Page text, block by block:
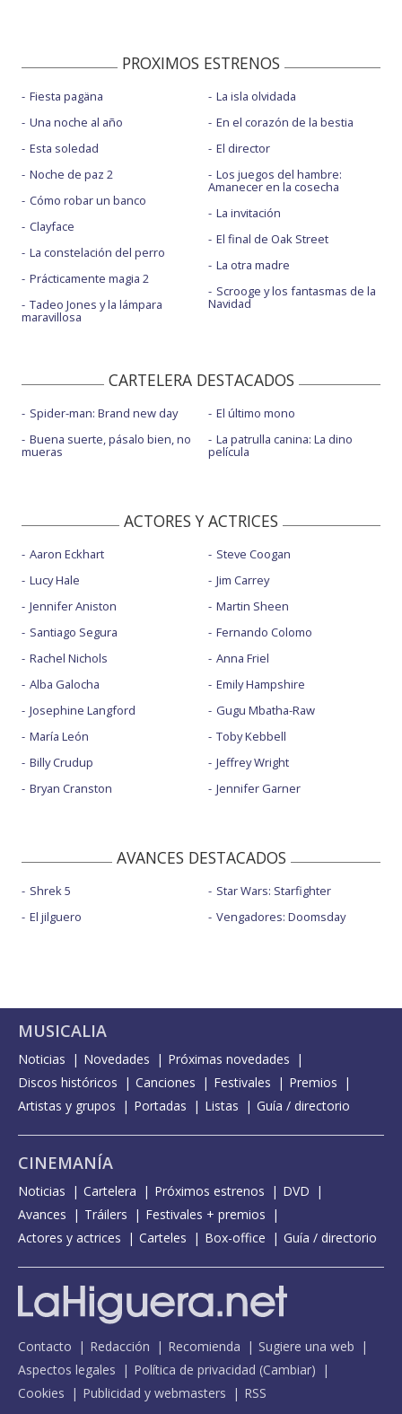
PROXIMOS ESTRENOS
Fiesta pagäna
Una noche al año
Esta soledad
Noche de paz 2
Cómo robar un banco
Clayface
La constelación del perro
Prácticamente magia 2
Tadeo Jones y la lámpara
maravillosa
La isla olvidada
En el corazón de la bestia
El director
Los juegos del hambre:
Amanecer en la cosecha
La invitación
El final de Oak Street
La otra madre
Scrooge y los fantasmas de la
Navidad
CARTELERA DESTACADOS
Spider-man: Brand new day
Buena suerte, pásalo bien, no
mueras
El último mono
La patrulla canina: La dino
película
ACTORES Y ACTRICES
Aaron Eckhart
Lucy Hale
Jennifer Aniston
Santiago Segura
Rachel Nichols
Alba Galocha
Josephine Langford
María León
Billy Crudup
Bryan Cranston
Steve Coogan
Jim Carrey
Martin Sheen
Fernando Colomo
Anna Friel
Emily Hampshire
Gugu Mbatha-Raw
Toby Kebbell
Jeffrey Wright
Jennifer Garner
AVANCES DESTACADOS
Shrek 5
El jilguero
Star Wars: Starfighter
Vengadores: Doomsday
MUSICALIA
Noticias Novedades
Próximas novedades
Discos históricos
Canciones Festivales
Premios
Artistas y grupos
Portadas Listas Guía / directorio
CINEMANÍA
Noticias Cartelera Próximos estrenos
DVD
Avances
Tráilers
Festivales + premios
Actores y actrices
Carteles Box-office Guía / directorio
Contacto Redacción Recomienda
Sugiere una web
Aspectos legales
Política de privacidad (Cambiar)
Cookies
Publicidad y webmasters RSS